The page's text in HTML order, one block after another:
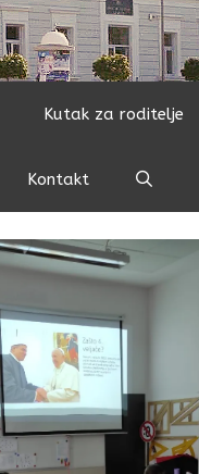
Kutak za roditelje
Kontakt